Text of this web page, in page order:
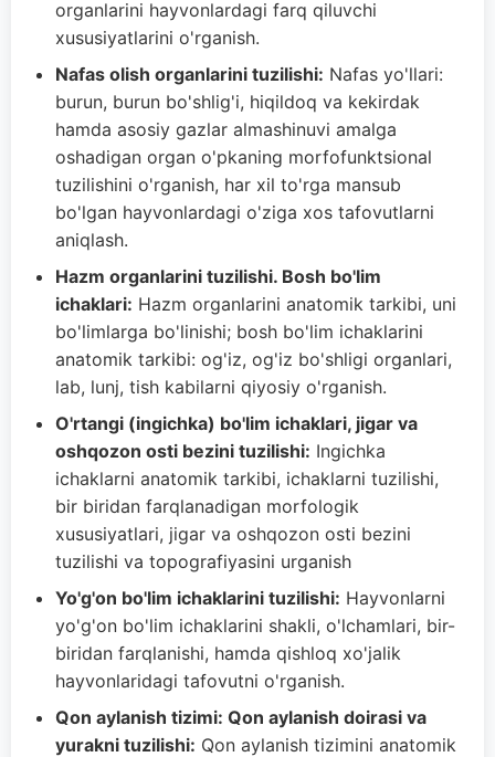
organlarini hayvonlardagi farq qiluvchi
xususiyatlarini o'rganish.
Nafas olish organlarini tuzilishi: Nafas yo'llari:
burun, burun bo'shlig'i, hiqildoq va kekirdak
hamda asosiy gazlar almashinuvi amalga
oshadigan organ o'pkaning morfofunktsional
tuzilishini o'rganish, har xil to'rga mansub
bo'lgan hayvonlardagi o'ziga xos tafovutlarni
aniqlash.
Hazm organlarini tuzilishi. Bosh bo'lim
ichaklari: Hazm organlarini anatomik tarkibi, uni
bo'limlarga bo'linishi; bosh bo'lim ichaklarini
anatomik tarkibi: og'iz, og'iz bo'shligi organlari,
lab, lunj, tish kabilarni qiyosiy o'rganish.
O'rtangi (ingichka) bo'lim ichaklari, jigar va
oshqozon osti bezini tuzilishi: Ingichka
ichaklarni anatomik tarkibi, ichaklarni tuzilishi,
bir biridan farqlanadigan morfologik
xususiyatlari, jigar va oshqozon osti bezini
tuzilishi va topografiyasini urganish
Yo'g'on bo'lim ichaklarini tuzilishi: Hayvonlarni
yo'g'on bo'lim ichaklarini shakli, o'lchamlari, bir-
biridan farqlanishi, hamda qishloq xo'jalik
hayvonlaridagi tafovutni o'rganish.
Qon aylanish tizimi: Qon aylanish doirasi va
yurakni tuzilishi: Qon aylanish tizimini anatomik